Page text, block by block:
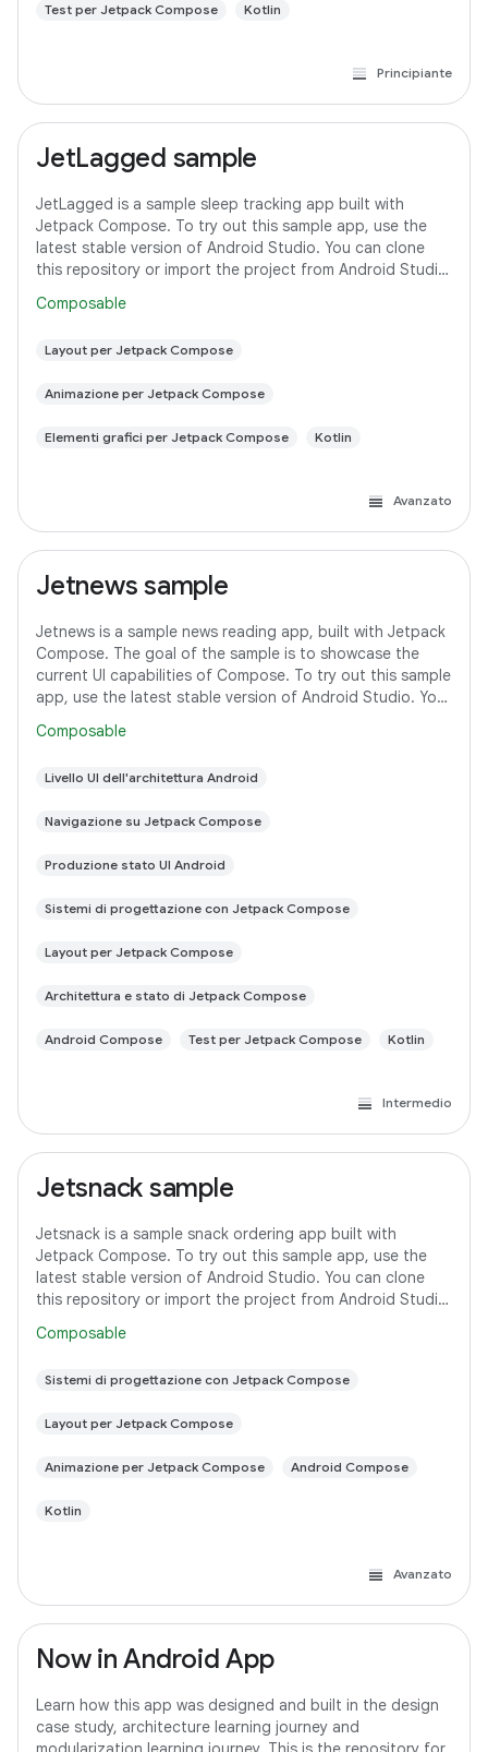
Test per Jetpack Compose Kotlin
Principiante
JetLagged sample
JetLagged is a sample sleep tracking app built with
Jetpack Compose. To try out this sample app, use the
latest stable version of Android Studio. You can clone
this repository or import the project from Android Studio
Composable
Layout per Jetpack Compose
Animazione per Jetpack Compose
Elementi grafici per Jetpack Compose Kotlin
Avanzato
Jetnews sample
Jetnews is a sample news reading app, built with Jetpack
Compose. The goal of the sample is to showcase the
current UI capabilities of Compose. To try out this sample
app, use the latest stable version of Android Studio. You
Composable
Livello UI dell'architettura Android
Navigazione su Jetpack Compose
Produzione stato UI Android
Sistemi di progettazione con Jetpack Compose
Layout per Jetpack Compose
Architettura e stato di Jetpack Compose
Android Compose Test per Jetpack Compose Kotlin
Intermedio
Jetsnack sample
Jetsnack is a sample snack ordering app built with
Jetpack Compose. To try out this sample app, use the
latest stable version of Android Studio. You can clone
this repository or import the project from Android Studio
Composable
Sistemi di progettazione con Jetpack Compose
Layout per Jetpack Compose
Animazione per Jetpack Compose Android Compose
Kotlin
Avanzato
Now in Android App
Learn how this app was designed and built in the design
case study, architecture learning journey and